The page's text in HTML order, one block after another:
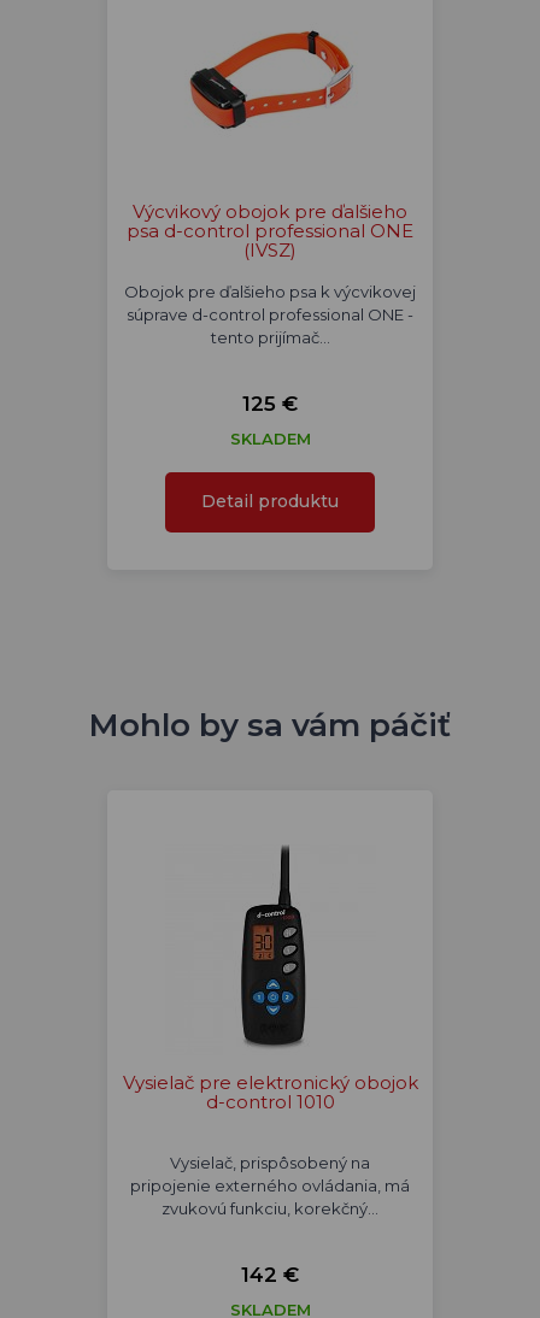
Výcvikový obojok pre ďalšieho
psa d-control professional ONE
(IVSZ)
Obojok pre ďalšieho psa k výcvikovej
súprave d-control professional ONE -
tento prijímač…
125 €
SKLADEM
Detail produktu
Mohlo by sa vám páčiť
Vysielač pre elektronický obojok
d-control 1010
Vysielač, prispôsobený na
pripojenie externého ovládania, má
zvukovú funkciu, korekčný…
142 €
SKLADEM